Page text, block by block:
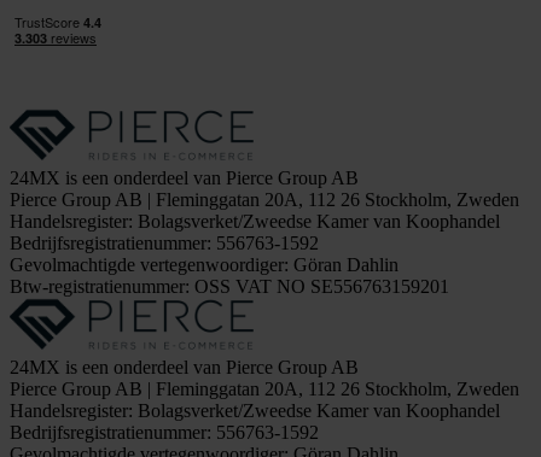
24MX is een onderdeel van Pierce Group AB
Pierce Group AB | Fleminggatan 20A, 112 26 Stockholm, Zweden
Handelsregister: Bolagsverket/Zweedse Kamer van Koophandel
Bedrijfsregistratienummer: 556763-1592
Gevolmachtigde vertegenwoordiger: Göran Dahlin
Btw-registratienummer: OSS VAT NO SE556763159201
24MX is een onderdeel van Pierce Group AB
Pierce Group AB | Fleminggatan 20A, 112 26 Stockholm, Zweden
Handelsregister: Bolagsverket/Zweedse Kamer van Koophandel
Bedrijfsregistratienummer: 556763-1592